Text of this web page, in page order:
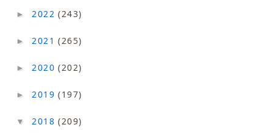
► 2022(243)
► 2021(265)
► 2020(202)
► 2019(197)
▼ 2018(209)